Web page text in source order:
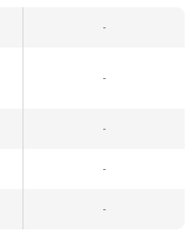
-
-
-
-
-